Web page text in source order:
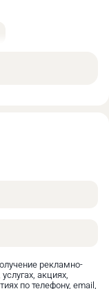
получить
и
рекламно-
акциях,
по телефону, email,